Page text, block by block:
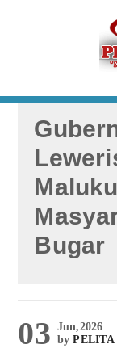
Bugar
03 Jun,2026
by